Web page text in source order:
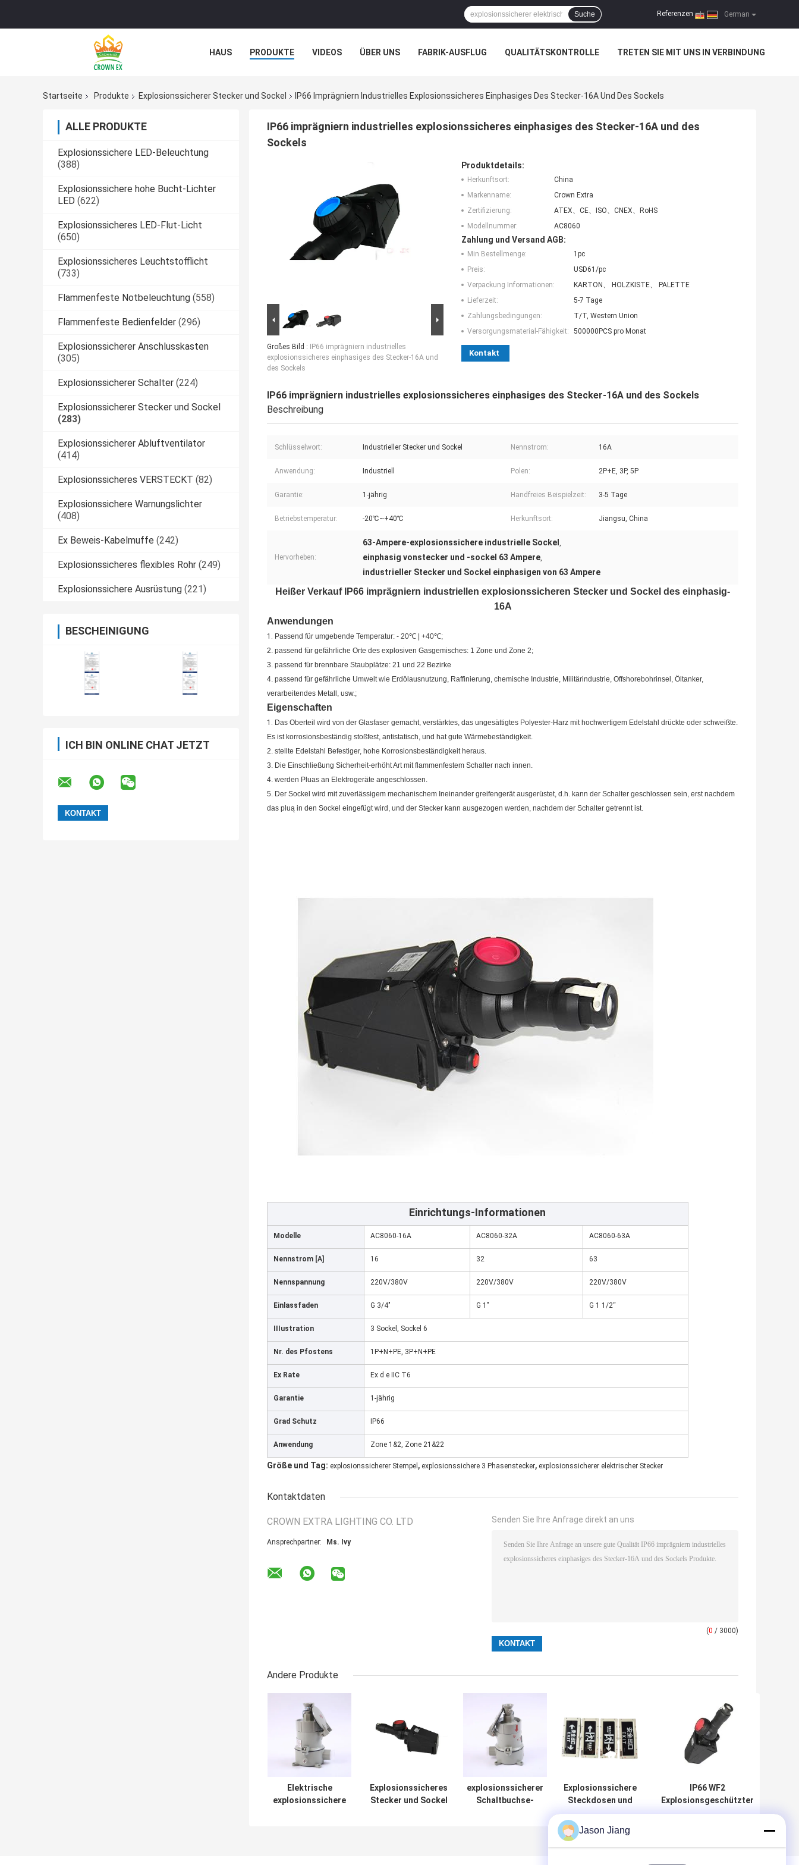
German
Referenzen |
Suche
HAUS PRODUKTE VIDEOS ÜBER UNS FABRIK-AUSFLUG QUALITÄTSKONTROLLE TRETEN SIE MIT UNS IN VERBINDUNG
Startseite
Produkte Explosionssicherer Stecker und Sockel IP66 Imprägniern Industrielles Explosionssicheres Einphasiges Des Stecker-16A Und Des Sockels
ALLE PRODUKTE
Explosionssichere LED-Beleuchtung
(388)
Explosionssichere hohe Bucht-Lichter
LED (622)
Explosionssicheres LED-Flut-Licht
(650)
Explosionssicheres Leuchtstofflicht
(733)
Flammenfeste Notbeleuchtung (558)
Flammenfeste Bedienfelder (296)
Explosionssicherer Anschlusskasten
(305)
Explosionssicherer Schalter (224)
Explosionssicherer Stecker und Sockel
(283)
Explosionssicherer Abluftventilator
(414)
Explosionssicheres VERSTECKT (82)
Explosionssichere Warnungslichter
(408)
Ex Beweis-Kabelmuffe (242)
Explosionssicheres flexibles Rohr (249)
Explosionssichere Ausrüstung (221)
BESCHEINIGUNG
ICH BIN ONLINE CHAT JETZT
IP66 imprägniern industrielles explosionssicheres einphasiges des Stecker-16A und des
Sockels
Großes Bild :
IP66 imprägniern industrielles
explosionssicheres einphasiges des Stecker-16A und
des Sockels
Produktdetails:
Herkunftsort:
China
Markenname:
Crown Extra
Zertifizierung:
ATEX、CE、ISO、CNEX、RoHS
Modellnummer:
AC8060
Zahlung und Versand AGB:
Min Bestellmenge:
1pc
Preis:
USD61/pc
Verpackung Informationen:
KARTON、 HOLZKISTE、 PALETTE
Lieferzeit:
5-7 Tage
Zahlungsbedingungen:
T/T, Western Union
Versorgungsmaterial-Fähigkeit:
500000PCS pro Monat
Kontakt
IP66 imprägniern industrielles explosionssicheres einphasiges des Stecker-16A und des Sockels
Beschreibung
Schlüsselwort: Industrieller Stecker und Sockel Nennstrom: 16A
Anwendung: Industriell Polen: 2P+E, 3P, 5P
Garantie: 1-jährig Handfreies Beispielzeit: 3-5 Tage
Betriebstemperatur: -20℃~+40℃ Herkunftsort: Jiangsu, China
Hervorheben:
63-Ampere-explosionssichere industrielle Sockel ,
einphasig vonstecker und -sockel 63 Ampere,
industrieller Stecker und Sockel einphasigen von 63 Ampere
Heißer Verkauf IP66 imprägniern industriellen explosionssicheren Stecker und Sockel des einphasig-
16A
Anwendungen
1. Passend für umgebende Temperatur: - 20℃ | +40℃;
2. passend für gefährliche Orte des explosiven Gasgemisches: 1 Zone und Zone 2;
3. passend für brennbare Staubplätze: 21 und 22 Bezirke
4. passend für gefährliche Umwelt wie Erdölausnutzung, Raffinierung, chemische Industrie, Militärindustrie, Offshorebohrinsel, Öltanker,
verarbeitendes Metall, usw.;
Eigenschaften
1. Das Oberteil wird von der Glasfaser gemacht, verstärktes, das ungesättigtes Polyester-Harz mit hochwertigem Edelstahl drückte oder schweißte.
Es ist korrosionsbeständig stoßfest, antistatisch, und hat gute Wärmebeständigkeit.
2. stellte Edelstahl Befestiger, hohe Korrosionsbeständigkeit heraus.
3. Die Einschließung Sicherheit-erhöht Art mit flammenfestem Schalter nach innen.
4. werden Pluas an Elektrogeräte angeschlossen.
5. Der Sockel wird mit zuverlässigem mechanischem Ineinander greifengerät ausgerüstet, d.h. kann der Schalter geschlossen sein, erst nachdem
das pluą in den Sockel eingefügt wird, und der Stecker kann ausgezogen werden, nachdem der Schalter getrennt ist.
Einrichtungs-Informationen
Modelle AC8060-16A AC8060-32A AC8060-63A
Nennstrom [A] 16 32 63
Nennspannung 220V/380V 220V/380V 220V/380V
Einlassfaden G 3/4" G 1" G 1 1/2“
IIIustration 3 Sockel, Sockel 6
Nr. des Pfostens 1P+N+PE, 3P+N+PE
Ex Rate Ex d e IIC T6
Garantie 1-jährig
Grad Schutz IP66
Anwendung Zone 1&2, Zone 21&22
Größe und Tag: explosionssicherer Stempel , explosionssichere 3 Phasenstecker, explosionssicherer elektrischer Stecker
Kontaktdaten
CROWN EXTRA LIGHTING CO. LTD
Ansprechpartner: Ms. Ivy
Senden Sie Ihre Anfrage direkt an uns
(0 / 3000)
Andere Produkte
Elektrische
explosionssichere
Explosionssicheres
Stecker und Sockel
explosionssicherer
Schaltbuchse-
Explosionssichere
Steckdosen und
Steckdosen für
Industrieölgase,
Abteilung 1
Explosionssichere
IP66 WF2
Explosionsgeschützter
Stecker und Steckdose
Gewährleistung der
Sicherheit in
Jason Jiang